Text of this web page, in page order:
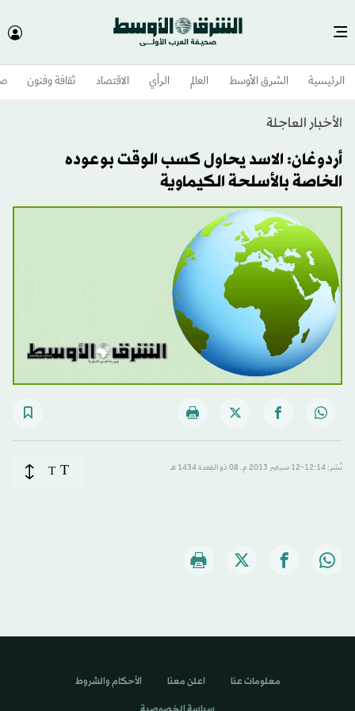
الرئيسية الشرق الأوسط​ العالم الرأي الاقتصاد ثقافة وفنون
الأخبار العاجلة
أردوغان: الاسد يحاول كسب الوقت بوعوده
الخاصة بالأسلحة الكيماوية
نُشر: 12:14-12 سبتمبر 2013 م ـ 08 ذو القِعدة 1434 هـ T
T
معلومات عنا اعلن معنا الأحكام والشروط